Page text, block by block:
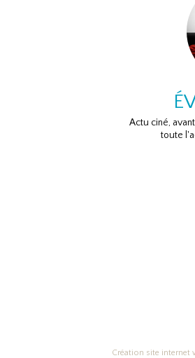
Actu ciné,
toute
Création site internet